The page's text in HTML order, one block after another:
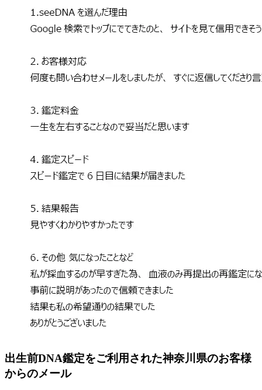
出生前DNA鑑定をご利用された神奈川県のお客様
からのメール